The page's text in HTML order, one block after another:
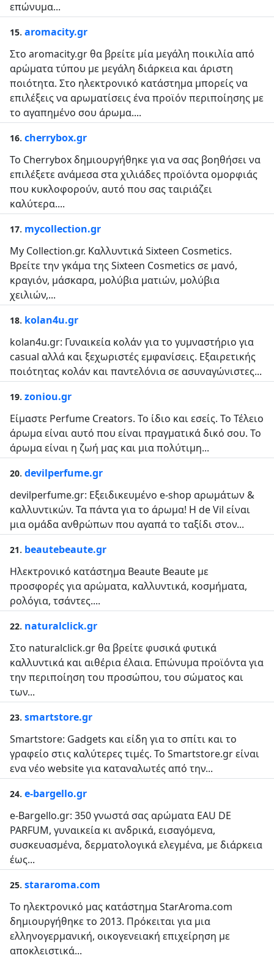
επώνυμα...
15. aromacity.gr
Στο aromacity.gr θα βρείτε μία μεγάλη ποικιλία από
αρώματα τύπου με μεγάλη διάρκεια και άριστη
ποιότητα. Στο ηλεκτρονικό κατάστημα μπορείς να
επιλέξεις να αρωματίσεις ένα προϊόν περιποίησης με
το αγαπημένο σου άρωμα....
16. cherrybox.gr
Το Cherrybox δημιουργήθηκε για να σας βοηθήσει να
επιλέξετε ανάμεσα στα χιλιάδες προϊόντα ομορφιάς
που κυκλοφορούν, αυτό που σας ταιριάζει
καλύτερα....
17. mycollection.gr
My Collection.gr. Καλλυντικά Sixteen Cosmetics.
Βρείτε την γκάμα της Sixteen Cosmetics σε μανό,
κραγιόν, μάσκαρα, μολύβια ματιών, μολύβια
χειλιών,...
18. kolan4u.gr
kolan4u.gr: Γυναικεία κολάν για το γυμναστήριο για
casual αλλά και ξεχωριστές εμφανίσεις. Εξαιρετικής
ποιότητας κολάν και παντελόνια σε ασυναγώνιστες...
19. zoniou.gr
Είμαστε Perfume Creators. Το ίδιο και εσείς. Το Τέλειο
άρωμα είναι αυτό που είναι πραγματικά δικό σου. Το
άρωμα είναι η ζωή μας και μια πολύτιμη...
20. devilperfume.gr
devilperfume.gr: Εξειδικευμένο e-shop αρωμάτων &
καλλυντικών. Τα πάντα για το άρωμα! Η de Vil είναι
μια ομάδα ανθρώπων που αγαπά το ταξίδι στον...
21. beautebeaute.gr
Ηλεκτρονικό κατάστημα Beaute Beaute με
προσφορές για αρώματα, καλλυντικά, κοσμήματα,
ρολόγια, τσάντες....
22. naturalclick.gr
Στο naturalclick.gr θα βρείτε φυσικά φυτικά
καλλυντικά και αιθέρια έλαια. Επώνυμα προϊόντα για
την περιποίηση του προσώπου, του σώματος και
των...
23. smartstore.gr
Smartstore: Gadgets και είδη για το σπίτι και το
γραφείο στις καλύτερες τιμές. Το Smartstore.gr είναι
ενα νέο website για καταναλωτές από την...
24. e-bargello.gr
e-Bargello.gr: 350 γνωστά σας αρώματα EAU DE
PARFUM, γυναικεία κι ανδρικά, εισαγόμενα,
συσκευασμένα, δερματολογικά ελεγμένα, με διάρκεια
έως...
25. stararoma.com
Το ηλεκτρονικό μας κατάστημα StarAroma.com
δημιουργήθηκε το 2013. Πρόκειται για μια
ελληνογερμανική, οικογενειακή επιχείρηση με
αποκλειστικά...